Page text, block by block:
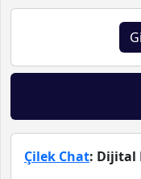
Çilek Chat: Dijital